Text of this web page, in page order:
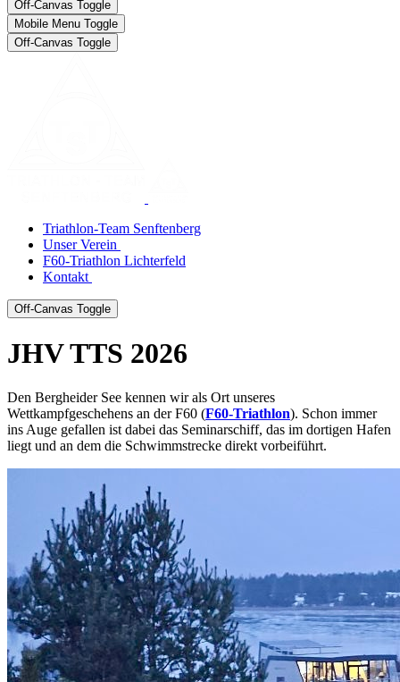
Off-Canvas Toggle
Mobile Menu Toggle
Off-Canvas Toggle
Triathlon-Team Senftenberg
Unser Verein
F60-Triathlon Lichterfeld
Kontakt
Off-Canvas Toggle
JHV TTS 2026
Den Bergheider See kennen wir als Ort unseres
Wettkampfgeschehens an der F60 (F60-Triathlon). Schon immer
ins Auge gefallen ist dabei das Seminarschiff, das im dortigen Hafen
liegt und an dem die Schwimmstrecke direkt vorbeiführt.